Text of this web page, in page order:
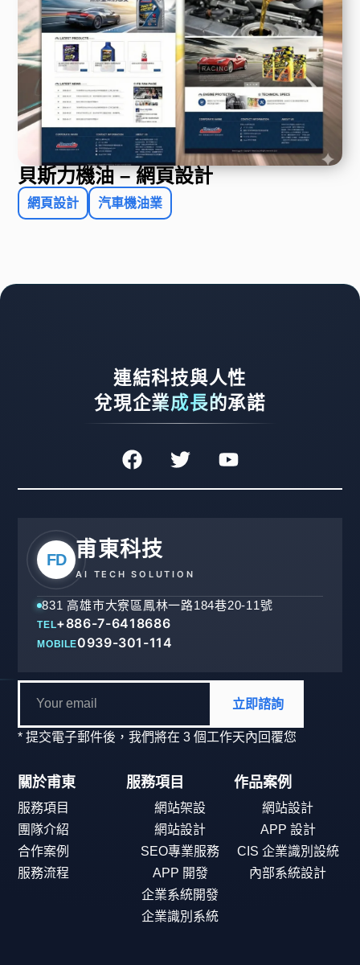
貝斯力機油 – 網頁設計
網頁設計 汽車機油業
連結科技與人性
兌現企業成長的承諾
FD 甫東科技
AI TECH SOLUTION
831 高雄市大寮區鳳林一路184巷20-11號
TEL+886-7-6418686
MOBILE0939-301-114
立即諮詢
* 提交電子郵件後，我們將在 3 個工作天內回覆您
關於甫東
服務項目
團隊介紹
合作案例
服務流程
服務項目
網站架設
網站設計
SEO專業服務
APP 開發
企業系統開發
企業識別系統
作品案例
網站設計
APP 設計
CIS 企業識別設統
內部系統設計